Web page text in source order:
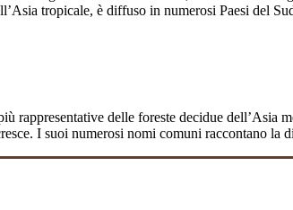
tropicale, è diffuso in numerosi Paesi del
delle foreste decidue dell’Asia
I suoi numerosi nomi comuni raccontano